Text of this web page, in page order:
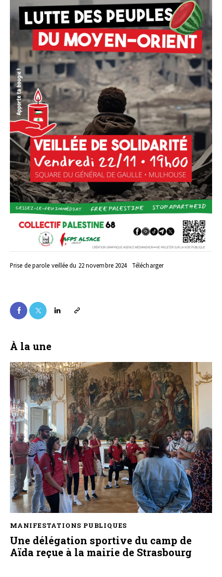
Prise de parole veillée du 22 novembre 2024 Télécharger
À la une
MANIFESTATIONS PUBLIQUES
Une délégation sportive du camp de
Aïda reçue à la mairie de Strasbourg